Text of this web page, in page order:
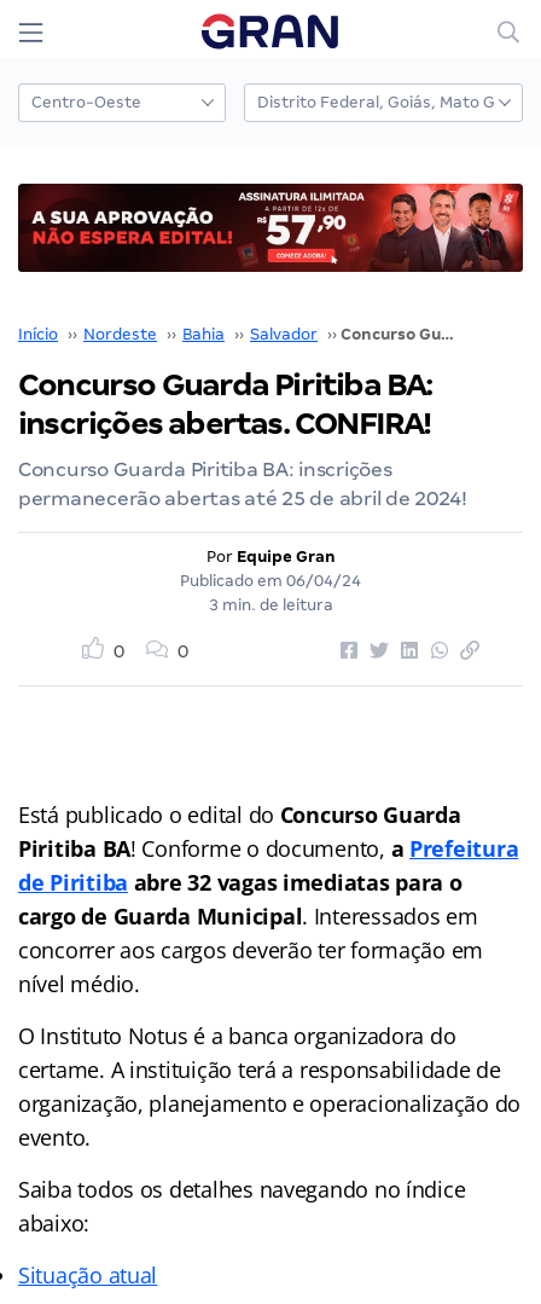
Início ›› Nordeste ›› Bahia ›› Salvador ›› Concurso Guarda Piritiba BA: inscrições abertas. CONFIRA!
Concurso Guarda Piritiba BA:
inscrições abertas. CONFIRA!
Concurso Guarda Piritiba BA: inscrições
permanecerão abertas até 25 de abril de 2024!
Por Equipe Gran
Publicado em 06/04/24
3 min. de leitura
0 0
Está publicado o edital do Concurso Guarda
Piritiba BA! Conforme o documento, a Prefeitura
de Piritiba abre 32 vagas imediatas para o
cargo de Guarda Municipal. Interessados em
concorrer aos cargos deverão ter formação em
nível médio.
O Instituto Notus é a banca organizadora do
certame. A instituição terá a responsabilidade de
organização, planejamento e operacionalização do
evento.
Saiba todos os detalhes navegando no índice
abaixo:
Situação atual